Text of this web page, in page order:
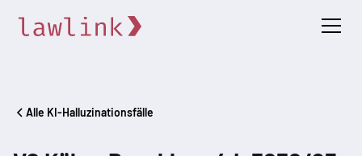
Alle KI-Halluzinationsfälle